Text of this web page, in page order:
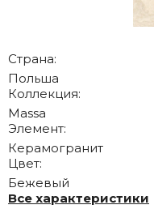
Страна:
Польша
Коллекция:
Massa
Элемент:
Керамогранит
Цвет:
Бежевый
Все характеристики